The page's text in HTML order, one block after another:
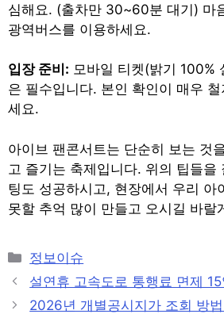
심해요. (출차만 30~60분 대기) 마
광역버스를 이용하세요.
입장 준비: 모바일 티켓(밝기 100%
은 필수입니다. 본인 확인이 매우
세요.
아이브 팬콘서트는 단순히 보는 것
고 즐기는 축제입니다. 위의 팁들을
팅도 성공하시고, 현장에서 우리 아
못할 추억 많이 만들고 오시길 바랄
Categories
정보이슈
Post
navigation
설연휴 고속도로 통행료 면제
2026년 개별공시지가 조회 방